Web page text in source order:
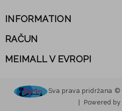
INFORMATION
RAČUN
MEIMALL V EVROPI
Sva prava pridržana ©
| Powered by